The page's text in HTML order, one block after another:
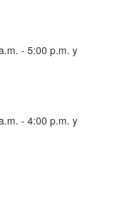
- 5:00 p.m. y
- 4:00 p.m. y